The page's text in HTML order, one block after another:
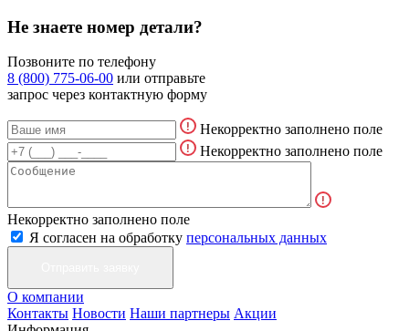
Не знаете номер детали?
Позвоните по телефону
8 (800) 775-06-00 или отправьте
запрос через контактную форму
Некорректно заполнено поле
Некорректно заполнено поле
Некорректно заполнено поле
Я согласен на обработку персональных данных
О компании
Контакты Новости Наши партнеры Акции